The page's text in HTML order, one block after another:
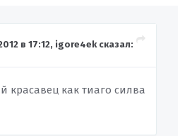
в 17:12, igore4ek сказал:
красавец как тиаго силва